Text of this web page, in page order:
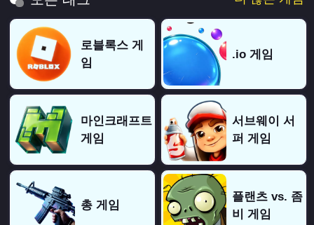
로블록스 게
임
.io 게임
마인크래프트
게임
서브웨이 서
퍼 게임
총 게임
플랜츠 vs. 좀
비 게임